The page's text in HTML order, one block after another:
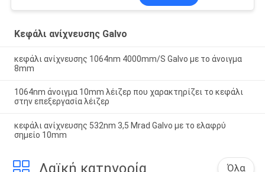
Κεφάλι ανίχνευσης Galvo
κεφάλι ανίχνευσης 1064nm 4000mm/S Galvo με το άνοιγμα
8mm
1064nm άνοιγμα 10mm λέιζερ που χαρακτηρίζει το κεφάλι
στην επεξεργασία λέιζερ
κεφάλι ανίχνευσης 532nm 3,5 Mrad Galvo με το ελαφρύ
σημείο 10mm
Λαϊκή κατηγορία Όλα